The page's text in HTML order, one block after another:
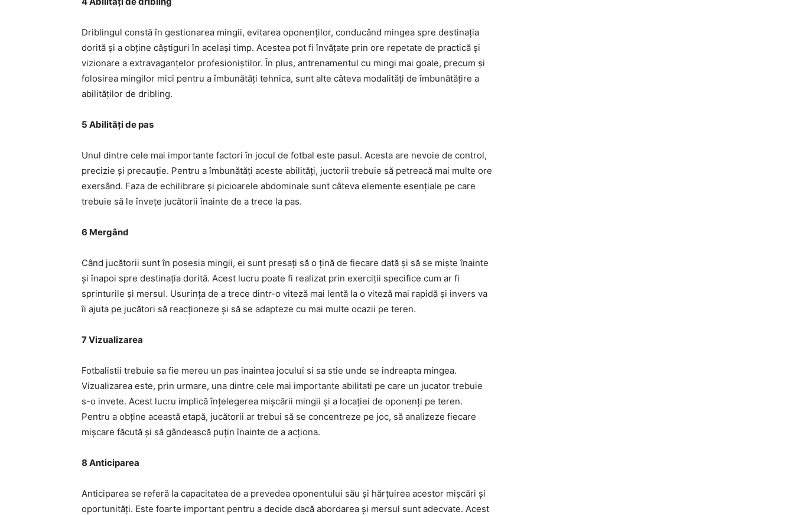
Driblingul constă în gestionarea mingii, evitarea oponenților, conducând mingea spre destinația
dorită și a obține câștiguri în același timp. Acestea pot fi învățate prin ore repetate de practică și
vizionare a extravaganțelor profesioniștilor. În plus, antrenamentul cu mingi mai goale, precum și
folosirea mingilor mici pentru a îmbunătăți tehnica, sunt alte câteva modalități de îmbunătățire a
abilităților de dribling.
5 Abilități de pas
Unul dintre cele mai importante factori în jocul de fotbal este pasul. Acesta are nevoie de control,
precizie și precauție. Pentru a îmbunătăți aceste abilități, juctorii trebuie să petreacă mai multe ore
exersând. Faza de echilibrare și picioarele abdominale sunt câteva elemente esențiale pe care
trebuie să le învețe jucătorii înainte de a trece la pas.
6 Mergând
Când jucătorii sunt în posesia mingii, ei sunt presați să o țină de fiecare dată și să se miște înainte
și înapoi spre destinația dorită. Acest lucru poate fi realizat prin exerciții specifice cum ar fi
sprinturile și mersul. Usurința de a trece dintr-o viteză mai lentă la o viteză mai rapidă și invers va
îi ajuta pe jucători să reacționeze și să se adapteze cu mai multe ocazii pe teren.
7 Vizualizarea
Fotbalistii trebuie sa fie mereu un pas inaintea jocului si sa stie unde se indreapta mingea.
Vizualizarea este, prin urmare, una dintre cele mai importante abilitati pe care un jucator trebuie
s-o invete. Acest lucru implică înțelegerea mișcării mingii și a locației de oponenți pe teren.
Pentru a obține această etapă, jucătorii ar trebui să se concentreze pe joc, să analizeze fiecare
mișcare făcută și să gândească puțin înainte de a acționa.
8 Anticiparea
Anticiparea se referă la capacitatea de a prevedea oponentului său și hărțuirea acestor mișcări și
oportunități. Este foarte important pentru a decide dacă abordarea și mersul sunt adecvate. Acest